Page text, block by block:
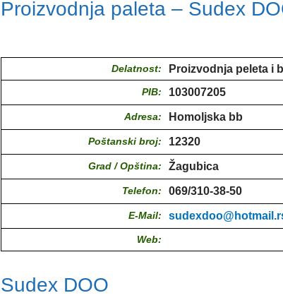
Proizvodnja paleta – Sudex
Delatnost: Proizvodnja peleta i
PIB: 103007205
Adresa: Homoljska bb
Poštanski broj: 12320
Grad / Opština: Žagubica
Telefon: 069/310-38-50
E-Mail:
Web:
Sudex DOO